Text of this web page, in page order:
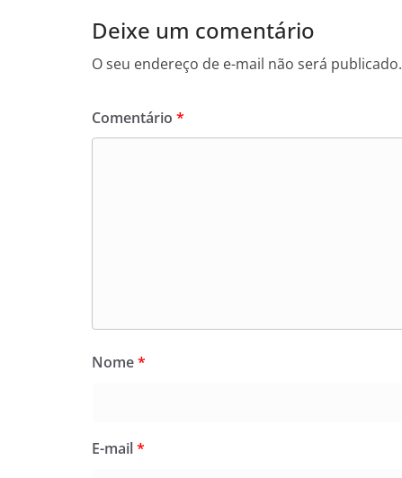
Deixe um comentário
O seu endereço de e-mail não será publicado.
Comentário *
Nome*
E-mail*